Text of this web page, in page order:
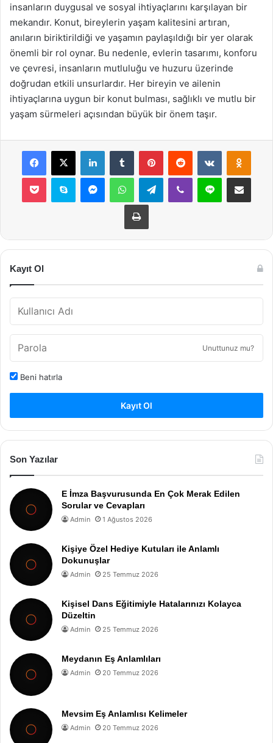
insanların duygusal ve sosyal ihtiyaçlarını karşılayan bir
mekandır. Konut, bireylerin yaşam kalitesini artıran,
anıların biriktirildiği ve yaşamın paylaşıldığı bir yer olarak
önemli bir rol oynar. Bu nedenle, evlerin tasarımı, konforu
ve çevresi, insanların mutluluğu ve huzuru üzerinde
doğrudan etkili unsurlardır. Her bireyin ve ailenin
ihtiyaçlarına uygun bir konut bulması, sağlıklı ve mutlu bir
yaşam sürmeleri açısından büyük bir önem taşır.
Facebook
X LinkedInTumblr PinterestReddit VKontakte
Pocket Skype MessengerWhatsAppTelegramViber Line E-Posta ile
Yazdır
Kayıt Ol
Unuttunuz mu?
Beni hatırla
Kayıt Ol
Son Yazılar
E İmza Başvurusunda En Çok Merak Edilen
Sorular ve Cevapları
Admin 1 Ağustos 2026
Kişiye Özel Hediye Kutuları ile Anlamlı
Dokunuşlar
Admin 25 Temmuz 2026
Kişisel Dans Eğitimiyle Hatalarınızı Kolayca
Düzeltin
Admin 25 Temmuz 2026
Meydanın Eş Anlamlıları
Admin 20 Temmuz 2026
Mevsim Eş Anlamlısı Kelimeler
Admin 20 Temmuz 2026